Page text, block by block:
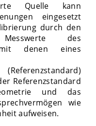
Quelle kann
eingesetzt
durch den
des
mit denen eines
Referenzstandard
und das
wie
aufweisen.